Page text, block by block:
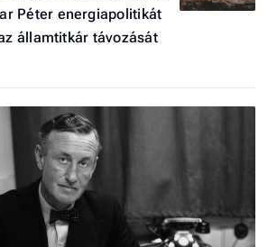
Péter energiapolitikát
államtitkár távozását